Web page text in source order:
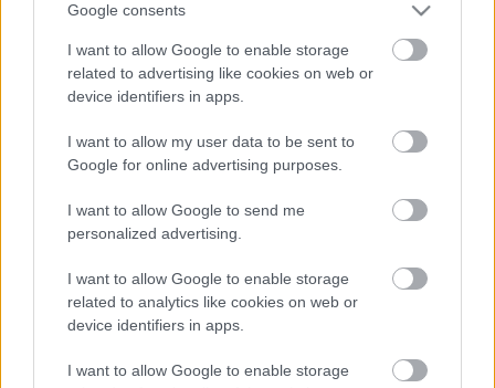
Google consents
I want to allow Google to enable storage
related to advertising like cookies on web or
device identifiers in apps.
I want to allow my user data to be sent to
Google for online advertising purposes.
I want to allow Google to send me
personalized advertising.
I want to allow Google to enable storage
related to analytics like cookies on web or
device identifiers in apps.
I want to allow Google to enable storage
Megérkezett az eső a Duna
Paks II.: Mit jelent az 5. blokk új
mérföldköve a felülvizsgálat
árnyékában?